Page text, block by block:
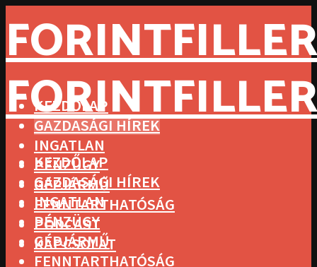
KEZDŐLAP
GAZDASÁGI HÍREK
INGATLAN
PÉNZÜGY
GÉPJÁRMŰ
FENNTARTHATÓSÁG
PODCAST
KAPCSOLAT
KEZDŐLAP
GAZDASÁGI HÍREK
INGATLAN
PÉNZÜGY
GÉPJÁRMŰ
FENNTARTHATÓSÁG